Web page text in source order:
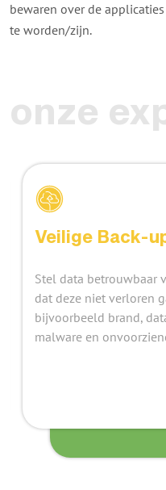
bewaren over de
te worden/zijn.
onze
Veilige Back-
Stel data betrouwbaar
dat deze niet verloren
bijvoorbeeld brand,
malware en